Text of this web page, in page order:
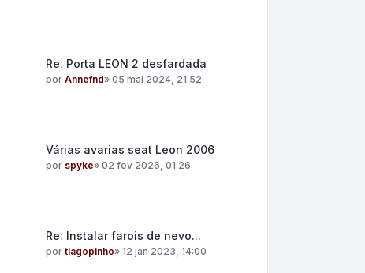
Re: Porta LEON 2 desfardada
por Annefnd» 05 mai 2024, 21:52
Várias avarias seat Leon 2006
por spyke» 02 fev 2026, 01:26
Re: Instalar farois de nevo...
por tiagopinho» 12 jan 2023, 14:00